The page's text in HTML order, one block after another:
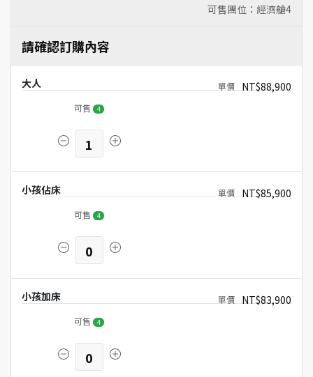
可售團位：經濟艙4
請確認訂購內容
大人 NT$88,900
可售 4
1
小孩佔床 NT$85,900
可售 4
0
小孩加床 NT$83,900
可售 4
0